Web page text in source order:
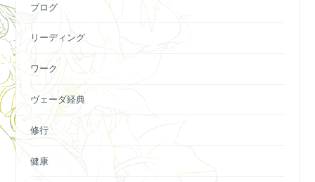
ブログ
リーディング
ワーク
ヴェーダ経典
修行
健康